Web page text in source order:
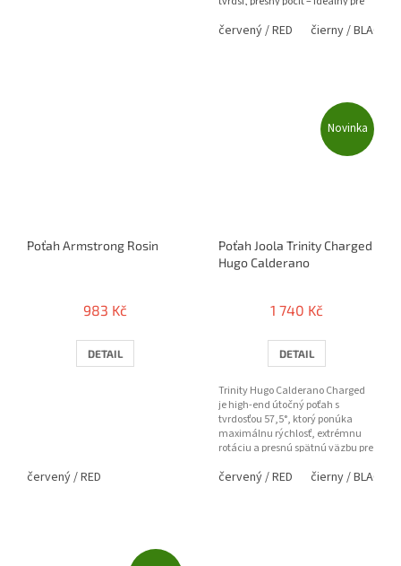
červený / RED čierny / BLACK
Poťah Armstrong Rosin
983 Kč
DETAIL
červený / RED
Novinka
Poťah Joola Trinity Charged
Hugo Calderano
1 740 Kč
DETAIL
Trinity Hugo Calderano Charged
je high-end útočný poťah s
tvrdosťou 57,5°, ktorý ponúka
maximálnu rýchlosť, extrémnu
rotáciu a presnú spätnú väzbu pre
červený / RED čierny / BLACK